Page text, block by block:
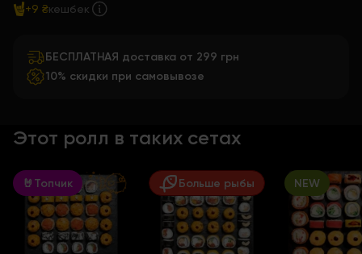
+9 ₴кешбек
БЕСПЛАТНАЯ доставка от 299 грн
10% скидки при самовывозе
Этот ролл в таких сетах
🤘Топчик Больше рыбы NEW